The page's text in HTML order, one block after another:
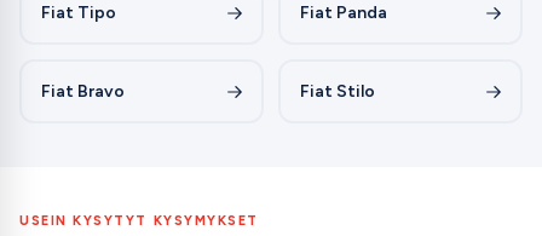
Fiat Tipo Fiat Panda
Fiat Bravo Fiat Stilo
USEIN KYSYTYT KYSYMYKSET